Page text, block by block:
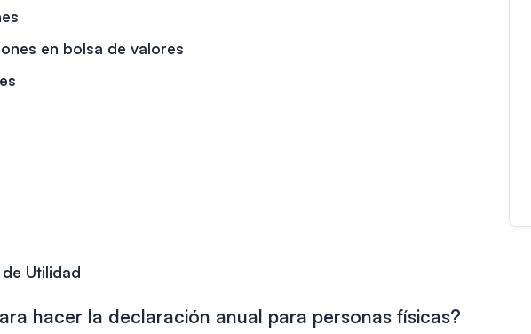
en bolsa de valores
Utilidad
hacer la declaración anual para personas físicas?